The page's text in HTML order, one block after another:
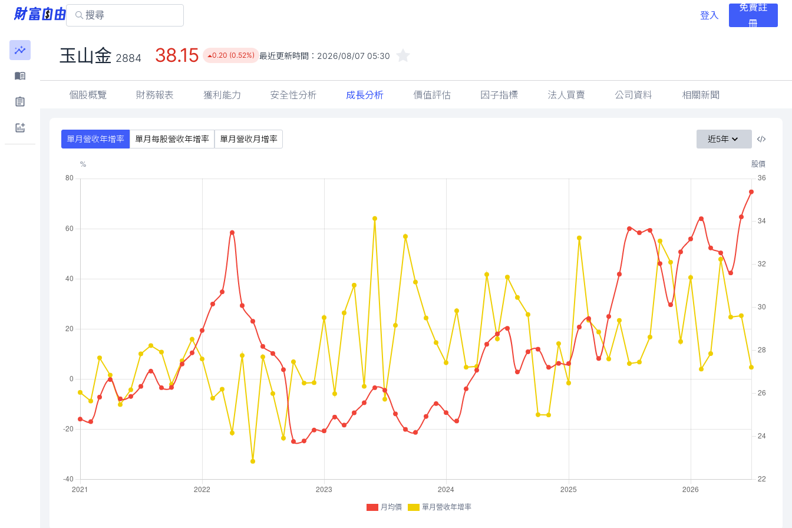
登入
免費註
冊
玉山金 2884 38.15 0.20 (0.52%) 最近更新時間： 2026/08/07 05:30
個股概覽 財務報表 獲利能力 安全性分析 成長分析 價值評估 因子指標 法人買賣 公司資料 相關新聞
單月營收年增率 單月每股營收年增率 單月營收月增率 近5年
月均價 單月營收年增率